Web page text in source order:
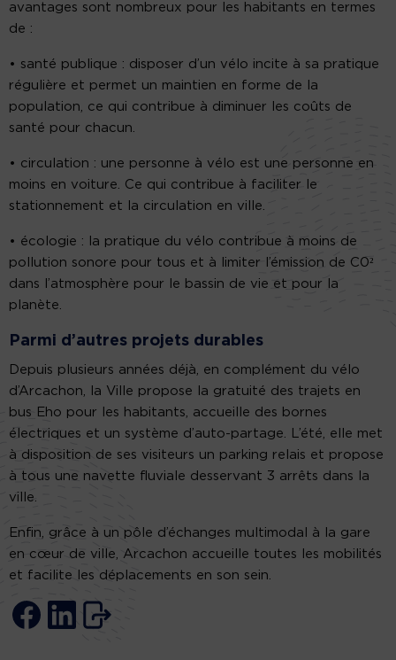
avantages sont nombreux pour les habitants en termes
de :
• santé publique : disposer d’un vélo incite à sa pratique
régulière et permet un maintien en forme de la
population, ce qui contribue à diminuer les coûts de
santé pour chacun.
• circulation : une personne à vélo est une personne en
moins en voiture. Ce qui contribue à faciliter le
stationnement et la circulation en ville.
• écologie : la pratique du vélo contribue à moins de
pollution sonore pour tous et à limiter l’émission de C0²
dans l’atmosphère pour le bassin de vie et pour la
planète.
Parmi d’autres projets durables
Depuis plusieurs années déjà, en complément du vélo
d’Arcachon, la Ville propose la gratuité des trajets en
bus Eho pour les habitants, accueille des bornes
électriques et un système d’auto-partage. L’été, elle met
à disposition de ses visiteurs un parking relais et propose
à tous une navette fluviale desservant 3 arrêts dans la
ville.
Enfin, grâce à un pôle d’échanges multimodal à la gare
en cœur de ville, Arcachon accueille toutes les mobilités
et facilite les déplacements en son sein.